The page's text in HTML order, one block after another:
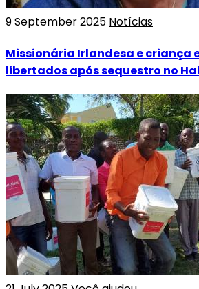
9 September 2025 Notícias
Missionária Irlandesa e criança
libertados após sequestro no